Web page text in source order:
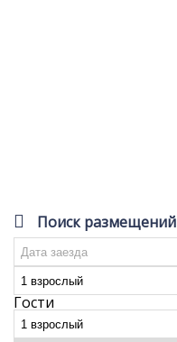
Поиск размещений
Гости